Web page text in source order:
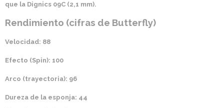
que la Dignics 09C (2,1 mm).
Rendimiento (cifras de Butterfly)
Velocidad: 88
Efecto (Spin): 100
Arco (trayectoria): 96
Dureza de la esponja: 44